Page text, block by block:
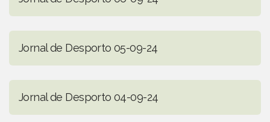
Jornal de Desporto 05-09-24
Jornal de Desporto 04-09-24